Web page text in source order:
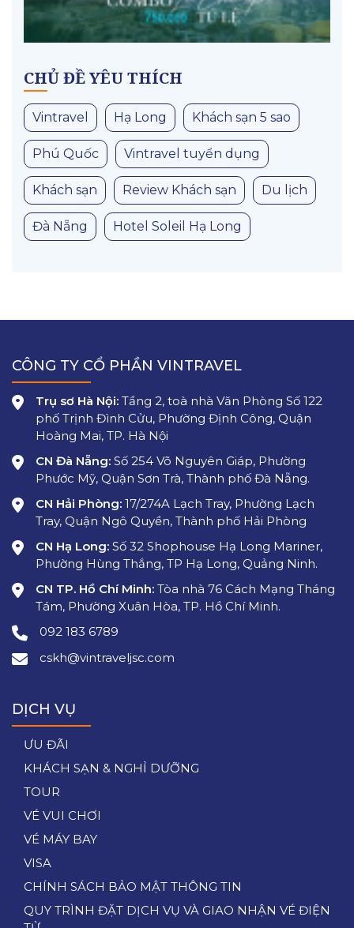
CHỦ ĐỀ YÊU THÍCH
Vintravel Hạ Long Khách sạn 5 sao
Phú Quốc Vintravel tuyển dụng
Khách sạn Review Khách sạn Du lịch
Đà Nẵng Hotel Soleil Hạ Long
CÔNG TY CỔ PHẦN VINTRAVEL
Trụ sơ Hà Nội: Tầng 2, toà nhà Văn Phòng Số 122
phố Trịnh Đình Cửu, Phường Định Công, Quận
Hoàng Mai, TP. Hà Nội
CN Đà Nẵng: Số 254 Võ Nguyên Giáp, Phường
Phước Mỹ, Quận Sơn Trà, Thành phố Đà Nẵng.
CN Hải Phòng: 17/274A Lạch Tray, Phường Lạch
Tray, Quận Ngô Quyền, Thành phố Hải Phòng
CN Hạ Long: Số 32 Shophouse Hạ Long Mariner,
Phường Hùng Thắng, TP Hạ Long, Quảng Ninh.
CN TP. Hồ Chí Minh: Tòa nhà 76 Cách Mạng Tháng
Tám, Phường Xuân Hòa, TP. Hồ Chí Minh.
092 183 6789
cskh@vintraveljsc.com
DỊCH VỤ
ƯU ĐÃI
KHÁCH SẠN & NGHỈ DƯỠNG
TOUR
VÉ VUI CHƠI
VÉ MÁY BAY
VISA
CHÍNH SÁCH BẢO MẬT THÔNG TIN
QUY TRÌNH ĐẶT DỊCH VỤ VÀ GIAO NHẬN VÉ ĐIỆN